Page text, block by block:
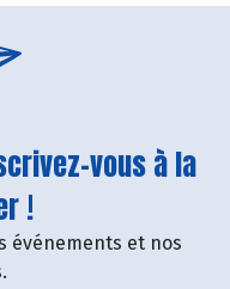
vous à la
!
événements et nos